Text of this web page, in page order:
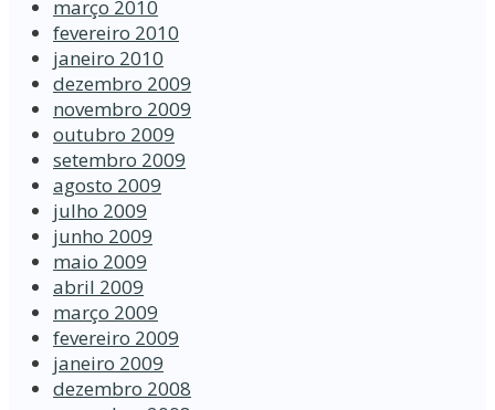
março 2010
fevereiro 2010
janeiro 2010
dezembro 2009
novembro 2009
outubro 2009
setembro 2009
agosto 2009
julho 2009
junho 2009
maio 2009
abril 2009
março 2009
fevereiro 2009
janeiro 2009
dezembro 2008